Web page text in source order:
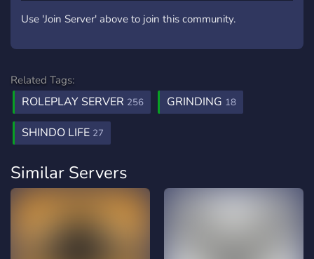
Use 'Join Server' above to join this community.
Related Tags:
ROLEPLAY SERVER 256 GRINDING 18
SHINDO LIFE 27
Similar Servers